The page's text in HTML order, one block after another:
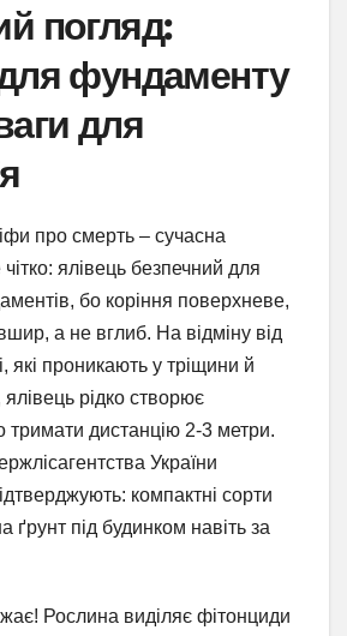
погляд:
фундаменту
для
про смерть – сучасна
ялівець безпечний для
бо коріння поверхневе,
а не вглиб. На відміну від
які проникають у тріщини й
ялівець рідко створює
дистанцію 2-3 метри.
України
компактні сорти
ґрунт під будинком навіть за
Рослина виділяє фітонциди